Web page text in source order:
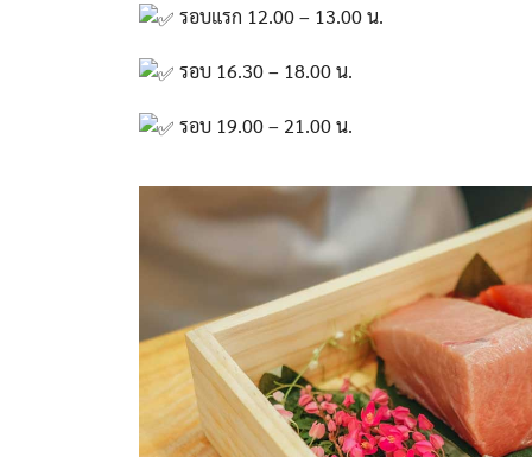
รอบแรก 12.00 – 13.00 น.
รอบ 16.30 – 18.00 น.
รอบ 19.00 – 21.00 น.